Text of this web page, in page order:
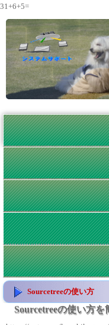
31+6+5=
Sourcetreeの使い方
Sourcetreeの使い方